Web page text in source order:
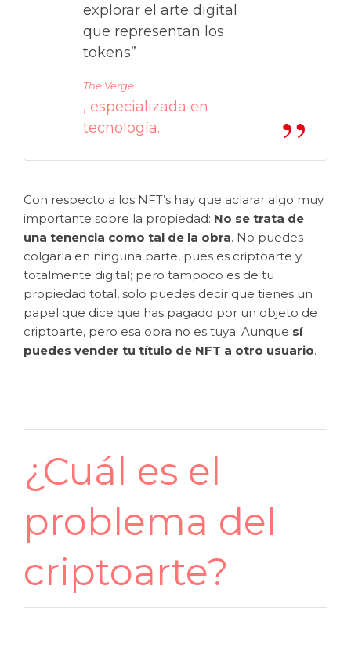
explorar el arte digital
que representan los
tokens”
The Verge
, especializada en
tecnología.
Con respecto a los NFT’s hay que aclarar algo muy
importante sobre la propiedad: No se trata de
una tenencia como tal de la obra. No puedes
colgarla en ninguna parte, pues es criptoarte y
totalmente digital; pero tampoco es de tu
propiedad total, solo puedes decir que tienes un
papel que dice que has pagado por un objeto de
criptoarte, pero esa obra no es tuya. Aunque sí
puedes vender tu título de NFT a otro usuario.
¿Cuál es el
problema del
criptoarte?